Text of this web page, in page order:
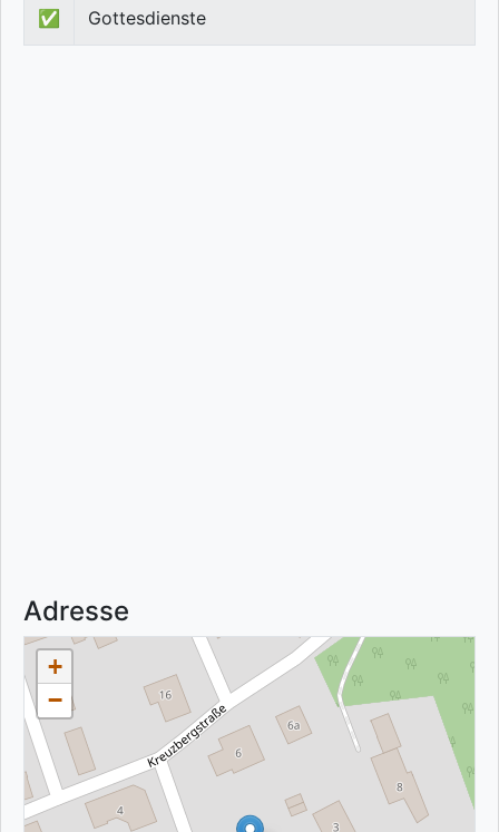
✅ Gottesdienste
Adresse
+
−